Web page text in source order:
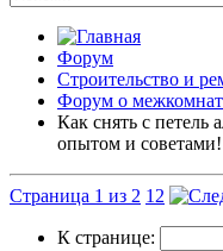
Форум
Строительство и
Форум о
Как снять с петель
опытом и советами!
Страница 1 из 2 1 2
К странице: